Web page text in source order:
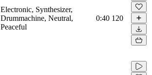
Electronic, Synthesizer,
Drummachine, Neutral,
Peaceful
0:40 120